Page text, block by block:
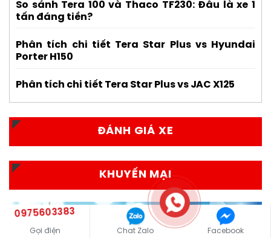
So sánh Tera 100 và Thaco TF230: Đâu là xe 1
tấn đáng tiền?
Phân tích chi tiết Tera Star Plus vs Hyundai
Porter H150
Phân tích chi tiết Tera Star Plus vs JAC X125
ĐÁNH GIÁ XE
KHUYẾN MẠI
0975603383
Gọi điện Chat Zalo Facebook